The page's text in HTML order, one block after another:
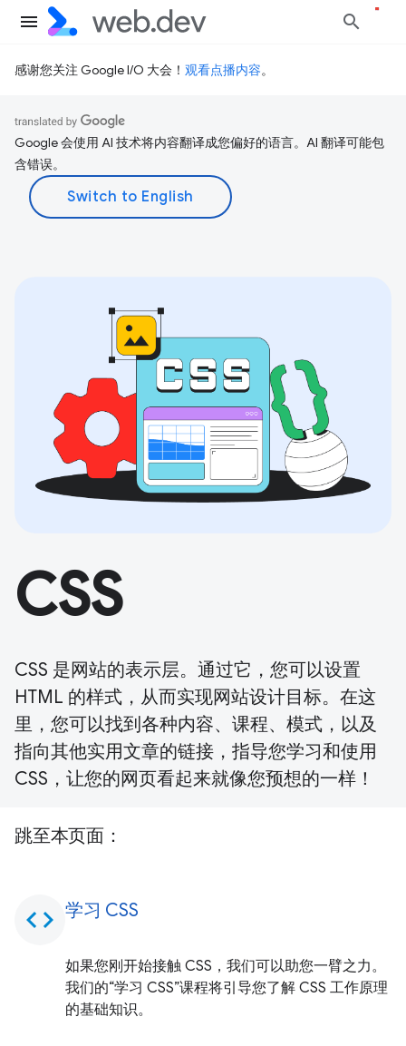
感谢您关注 Google I/O 大会！ 观看点播内容。
Google 会使用 AI 技术将内容翻译成您偏好的语言。AI 翻译可能包
含错误。
CSS
CSS 是网站的表示层。通过它，您可以设置
HTML 的样式，从而实现网站设计目标。在这
里，您可以找到各种内容、课程、模式，以及
指向其他实用文章的链接，指导您学习和使用
CSS，让您的网页看起来就像您预想的一样！
跳至本页面：
code 学习 CSS
如果您刚开始接触 CSS，我们可以助您一臂之力。
我们的“学习 CSS”课程将引导您了解 CSS 工作原理
的基础知识。